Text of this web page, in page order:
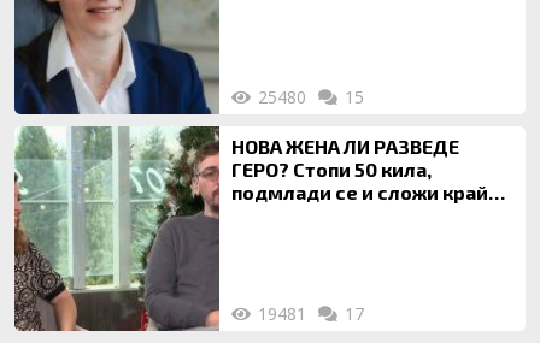
25480 15
НОВА ЖЕНА ЛИ РАЗВЕДЕ
ГЕРО? Стопи 50 кила,
подмлади се и сложи край
19481 17